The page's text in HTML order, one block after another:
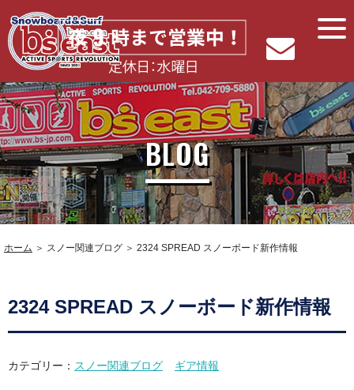
BLOG
ホーム ＞ スノー関連ブログ ＞ 2324 SPREAD スノーボード新作情報
2324 SPREAD スノーボード新作情報
カテゴリー： スノー関連ブログ ギア情報